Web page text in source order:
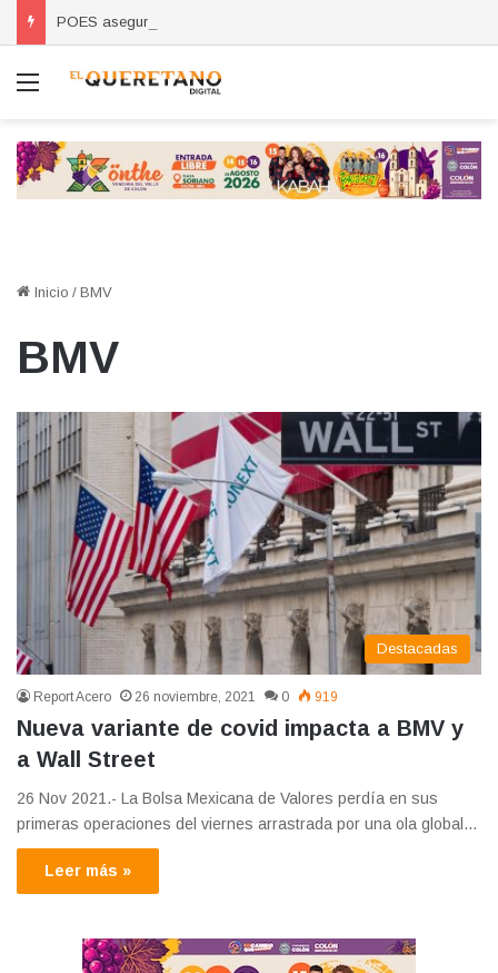
Menú
Inicio / BMV
BMV
Destacadas
Report Acero 26 noviembre, 2021 0 919
Nueva variante de covid impacta a BMV y
a Wall Street
26 Nov 2021.- La Bolsa Mexicana de Valores perdía en sus
primeras operaciones del viernes arrastrada por una ola global…
Leer más »